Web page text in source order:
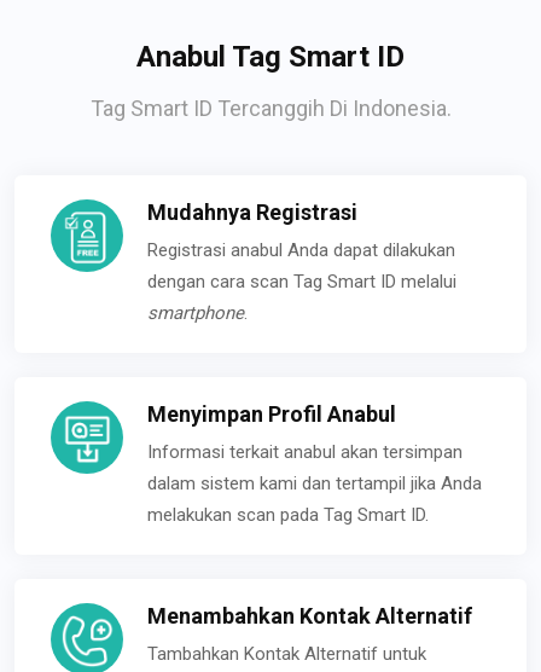
Anabul Tag Smart ID
Tag Smart ID Tercanggih Di Indonesia.
Mudahnya Registrasi
Registrasi anabul Anda dapat dilakukan
dengan cara scan Tag Smart ID melalui
smartphone.
Menyimpan Profil Anabul
Informasi terkait anabul akan tersimpan
dalam sistem kami dan tertampil jika Anda
melakukan scan pada Tag Smart ID.
Menambahkan Kontak Alternatif
Tambahkan Kontak Alternatif untuk